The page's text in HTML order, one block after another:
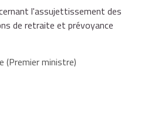
l'assujettissement des
de retraite et prévoyance
ministre)